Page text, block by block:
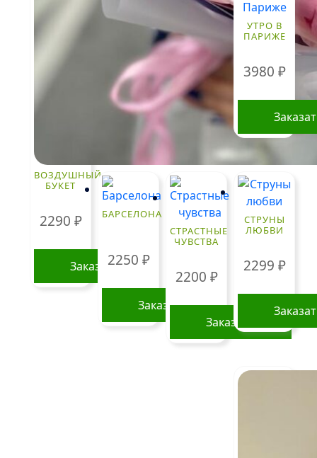
ВОЗДУШНЫЙ
БУКЕТ
2290 ₽
Заказать
УТРО В
ПАРИЖЕ
3980 ₽
БАРСЕЛОНА
2250 ₽
Заказать
СТРАСТНЫЕ
ЧУВСТВА
2200 ₽
Заказать
СТРУНЫ
ЛЮБВИ
2299 ₽